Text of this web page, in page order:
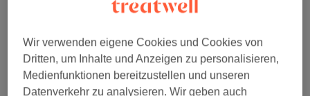
Wir verwenden eigene Cookies und Cookies von
Dritten, um Inhalte und Anzeigen zu personalisieren,
Medienfunktionen bereitzustellen und unseren
Datenverkehr zu analysieren. Wir geben auch